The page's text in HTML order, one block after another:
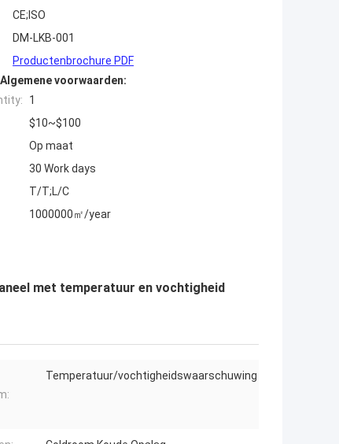
CE;ISO
DM-LKB-001
Productenbrochure PDF
voorwaarden:
1
$10~$100
Op maat
30 Work days
T/T;L/C
1000000㎡/year
met temperatuur en vochtigheid
Temperatuur/vochtigheidswaarschuwing